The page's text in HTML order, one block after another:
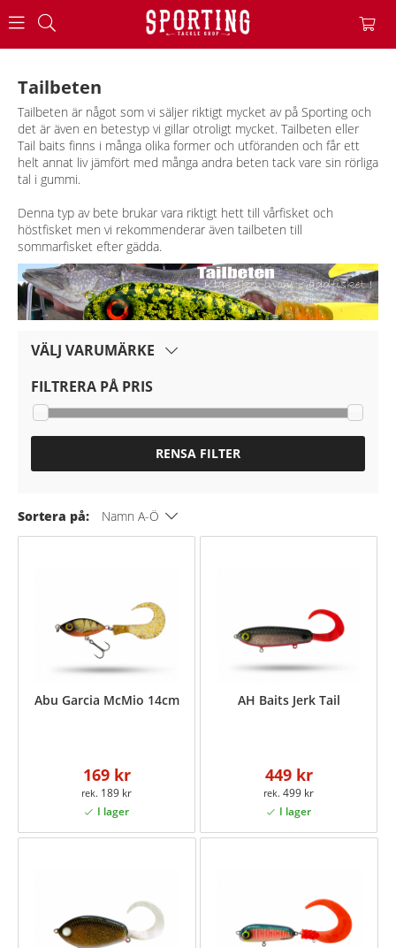
VÄLJ VARUMÄRKE
FILTRERA PÅ PRIS
RENSA FILTER
Tailbeten
Tailbeten är något som vi säljer riktigt mycket av på Sporting och
det är även en betestyp vi gillar otroligt mycket. Tailbeten eller
Tail baits finns i många olika former och utföranden och får ett
helt annat liv jämfört med många andra beten tack vare sin rörliga
tal i gummi.
Denna typ av bete brukar vara riktigt hett till vårfisket och
höstfisket men vi rekommenderar även tailbeten till
sommarfisket efter gädda.
Sortera på: Namn A-Ö
Abu Garcia McMio 14cm
169 kr
189 kr
AH Baits Jerk Tail
449 kr
499 kr